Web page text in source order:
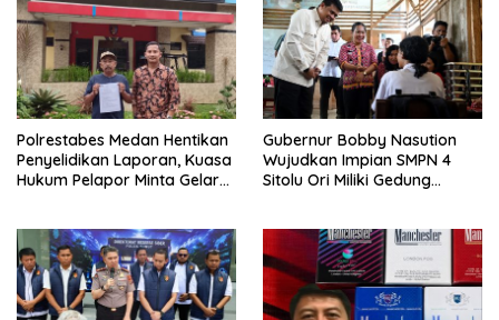
Polrestabes Medan Hentikan
Penyelidikan Laporan, Kuasa
Hukum Pelapor Minta Gelar
Gubernur Bobby Nasution
Wujudkan Impian SMPN 4
Sitolu Ori Miliki Gedung